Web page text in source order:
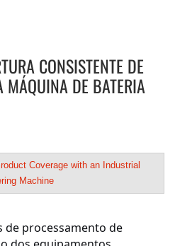
CONSISTENTE DE
DE BATERIA